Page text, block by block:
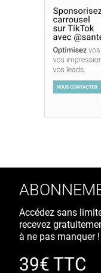
Accédez sans
recevez
à ne pas manquer !
39€ TTC